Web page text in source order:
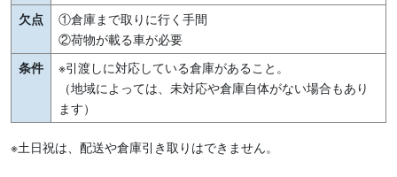
欠点
①倉庫まで取りに行く手間
②荷物が載る車が必要
条件
※引渡しに対応している倉庫があること。
（地域によっては、未対応や倉庫自体がない場合もあり
ます）
※土日祝は、配送や倉庫引き取りはできません。